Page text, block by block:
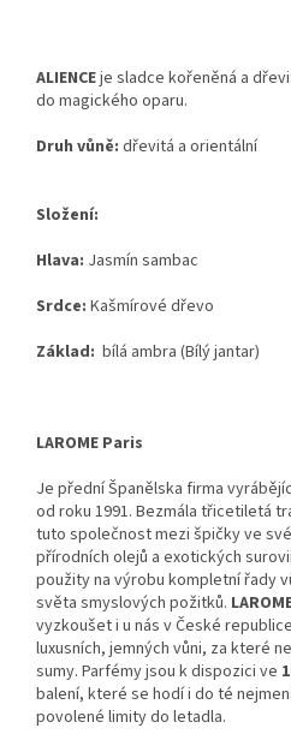
ALIENCEje sladce kořeněná a
do magického oparu.
Druh vůně: dřevitá a orientální
Složení:
Hlava: Jasmín sambac
Srdce: Kašmírové dřevo
Základ: bílá ambra (Bílý jantar)
LAROME Paris
Je přední Španělska firma
od roku 1991. Bezmála třicetiletá
tuto společnost mezi špičky ve
přírodních olejů a exotických
použity na výrobu kompletní řady
světa smyslových požitků.
vyzkoušet i u nás v České
luxusních, jemných vůni, za které
sumy. Parfémy jsou k dispozici ve
balení, které se hodí i do té
povolené limity do letadla.